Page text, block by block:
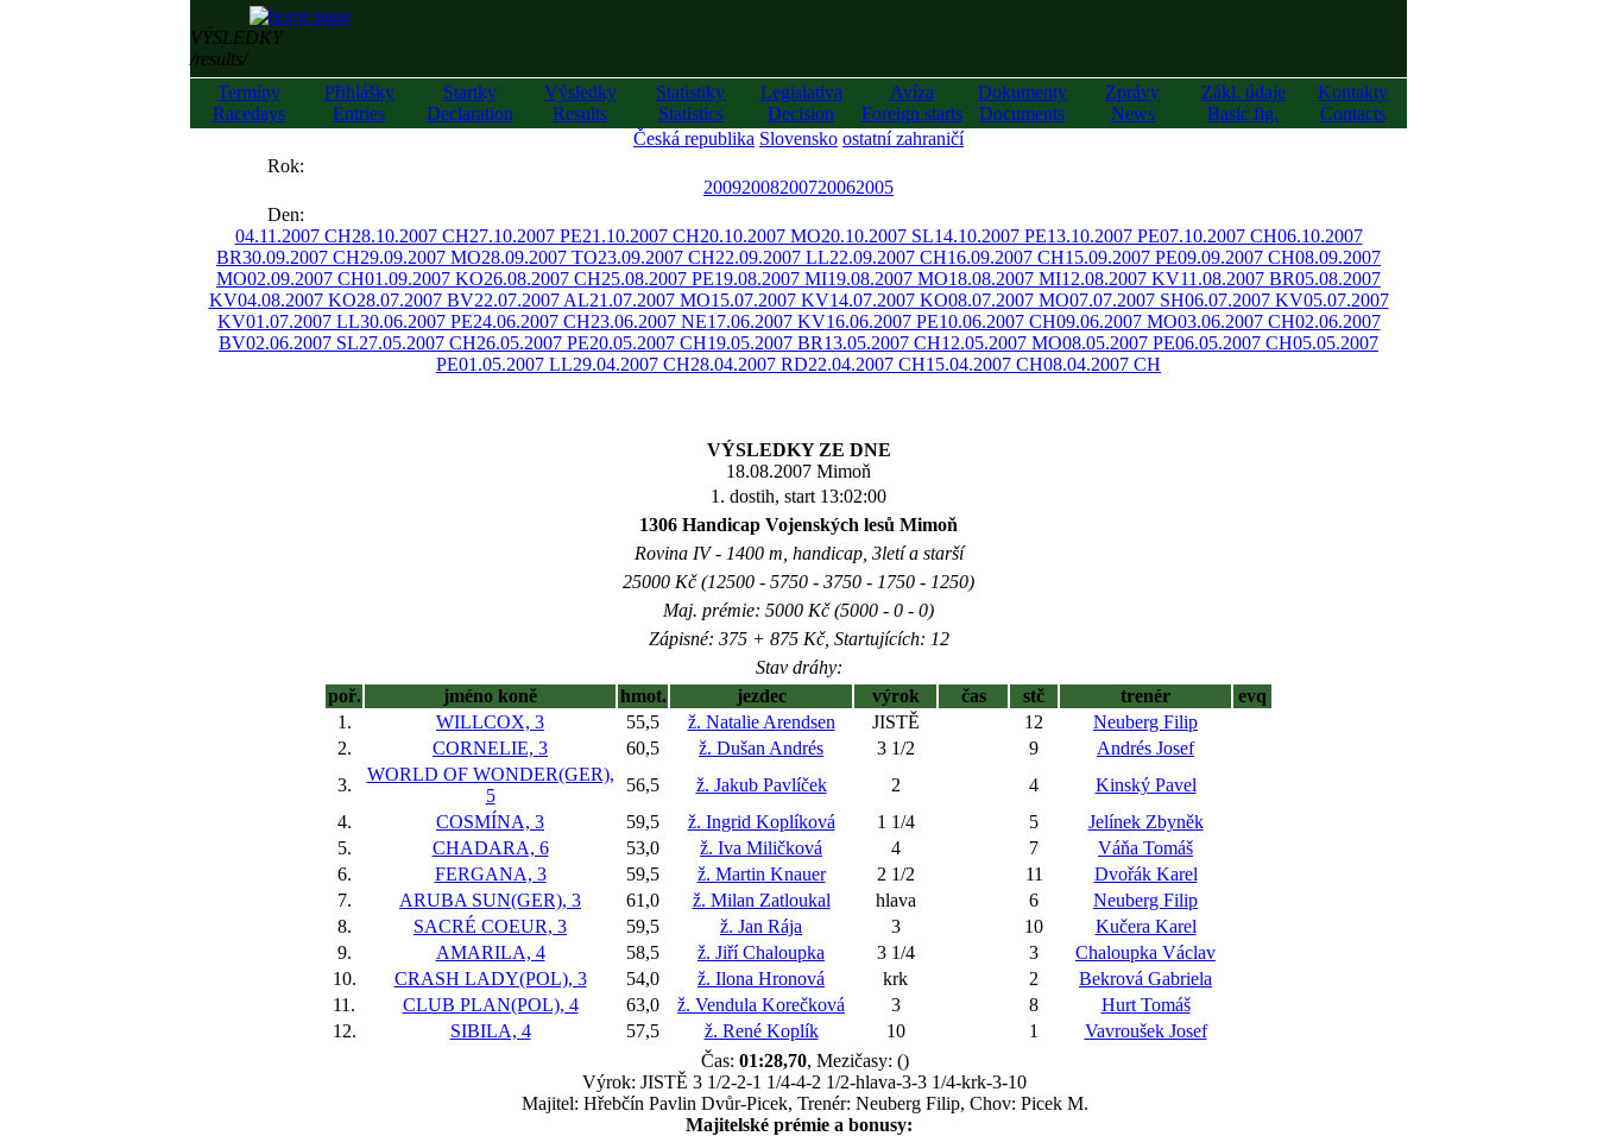
VÝSLEDKY
/results/
Termíny
Racedays
Přihlášky
Entries
Startky
Declaration
Výsledky
Results
Statistiky
Statistics
Legislativa
Decision
Avíza
Foreign starts
Dokumenty
Documents
Zprávy
News
Zákl. údaje
Basic fig.
Kontakty
Contacts
Česká republika Slovensko ostatní zahraničí
Rok:
20092008200720062005
Den:
04.11.2007 CH28.10.2007 CH27.10.2007 PE21.10.2007 CH20.10.2007 MO20.10.2007 SL14.10.2007 PE13.10.2007 PE07.10.2007 CH06.10.2007
BR30.09.2007 CH29.09.2007 MO28.09.2007 TO23.09.2007 CH22.09.2007 LL22.09.2007 CH16.09.2007 CH15.09.2007 PE09.09.2007 CH08.09.2007
MO02.09.2007 CH01.09.2007 KO26.08.2007 CH25.08.2007 PE19.08.2007 MI19.08.2007 MO18.08.2007 MI12.08.2007 KV11.08.2007 BR05.08.2007
KV04.08.2007 KO28.07.2007 BV22.07.2007 AL21.07.2007 MO15.07.2007 KV14.07.2007 KO08.07.2007 MO07.07.2007 SH06.07.2007 KV05.07.2007
KV01.07.2007 LL30.06.2007 PE24.06.2007 CH23.06.2007 NE17.06.2007 KV16.06.2007 PE10.06.2007 CH09.06.2007 MO03.06.2007 CH02.06.2007
BV02.06.2007 SL27.05.2007 CH26.05.2007 PE20.05.2007 CH19.05.2007 BR13.05.2007 CH12.05.2007 MO08.05.2007 PE06.05.2007 CH05.05.2007
PE01.05.2007 LL29.04.2007 CH28.04.2007 RD22.04.2007 CH15.04.2007 CH08.04.2007 CH
VÝSLEDKY ZE DNE
18.08.2007 Mimoň
1. dostih, start 13:02:00
1306 Handicap Vojenských lesů Mimoň
Rovina IV - 1400 m, handicap, 3letí a starší
25000 Kč (12500 - 5750 - 3750 - 1750 - 1250)
Maj. prémie: 5000 Kč (5000 - 0 - 0)
Zápisné: 375 + 875 Kč, Startujících: 12
Stav dráhy:
poř.
jméno koně hmot. jezdec výrok čas stč trenér
evq
1.
WILLCOX, 3 55,5 ž. Natalie Arendsen JISTĚ 12
Neuberg Filip
2.
CORNELIE, 3 60,5 ž. Dušan Andrés 3 1/2 9
Andrés Josef
3.
WORLD OF WONDER(GER),
5
56,5 ž. Jakub Pavlíček 2 4
Kinský Pavel
4.
COSMÍNA, 3 59,5 ž. Ingrid Koplíková 1 1/4 5
Jelínek Zbyněk
5.
CHADARA, 6 53,0 ž. Iva Miličková 4 7
Váňa Tomáš
6.
FERGANA, 3 59,5 ž. Martin Knauer 2 1/2 11
Dvořák Karel
7.
ARUBA SUN(GER), 3 61,0 ž. Milan Zatloukal hlava 6
Neuberg Filip
8.
SACRÉ COEUR, 3 59,5 ž. Jan Rája 3 10
Kučera Karel
9.
AMARILA, 4 58,5 ž. Jiří Chaloupka 3 1/4 3
Chaloupka Václav
10.
CRASH LADY(POL), 3 54,0 ž. Ilona Hronová krk 2
Bekrová Gabriela
11.
CLUB PLAN(POL), 4 63,0 ž. Vendula Korečková 3 8
Hurt Tomáš
12.
SIBILA, 4 57,5 ž. René Koplík 10 1
Vavroušek Josef
Čas: 01:28,70, Mezičasy: ()
Výrok: JISTĚ 3 1/2-2-1 1/4-4-2 1/2-hlava-3-3 1/4-krk-3-10
Majitel: Hřebčín Pavlin Dvůr-Picek, Trenér: Neuberg Filip, Chov: Picek M.
Majitelské prémie a bonusy: